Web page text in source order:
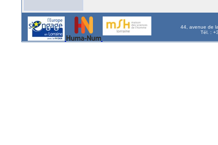
44, avenue de
Tél. :